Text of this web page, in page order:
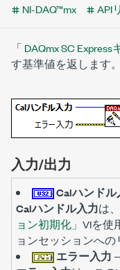
NI-DAQ™mx
API
「 DAQmx SC
す基準値を返します。
入力/出力
Calハンドル
Calハンドル入力は
ョン初期化 」VIを
ョンセッションへの
エラー入力